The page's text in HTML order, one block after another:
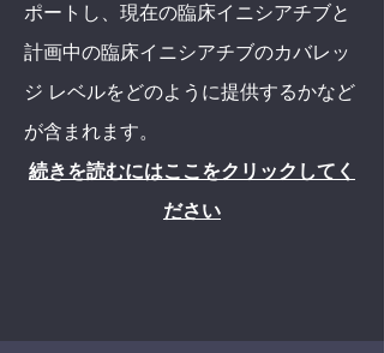
ポートし、現在の臨床イニシアチブと
計画中の臨床イニシアチブのカバレッ
ジ レベルをどのように提供するかなど
が含まれます。
続きを読むにはここをクリックしてく
ださい